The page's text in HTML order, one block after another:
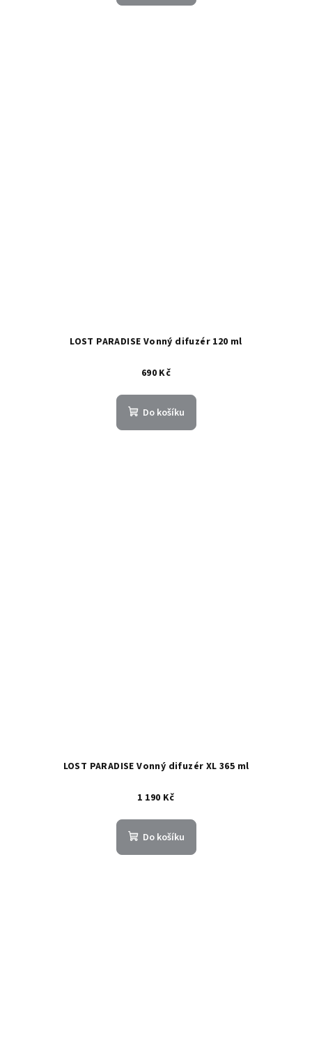
LOST PARADISE Vonný difuzér 120 ml
690 Kč
Do košíku
LOST PARADISE Vonný difuzér XL 365 ml
1 190 Kč
Do košíku